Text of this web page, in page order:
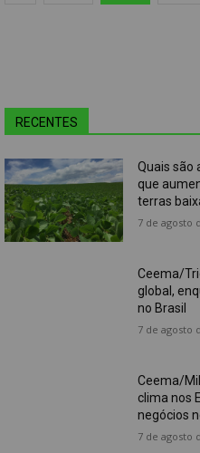
RECENTES
Quais são
que
terras
7 de agosto
Ceema/
global,
no Brasil
7 de agosto
Ceema/
clima nos
negócios
7 de agosto